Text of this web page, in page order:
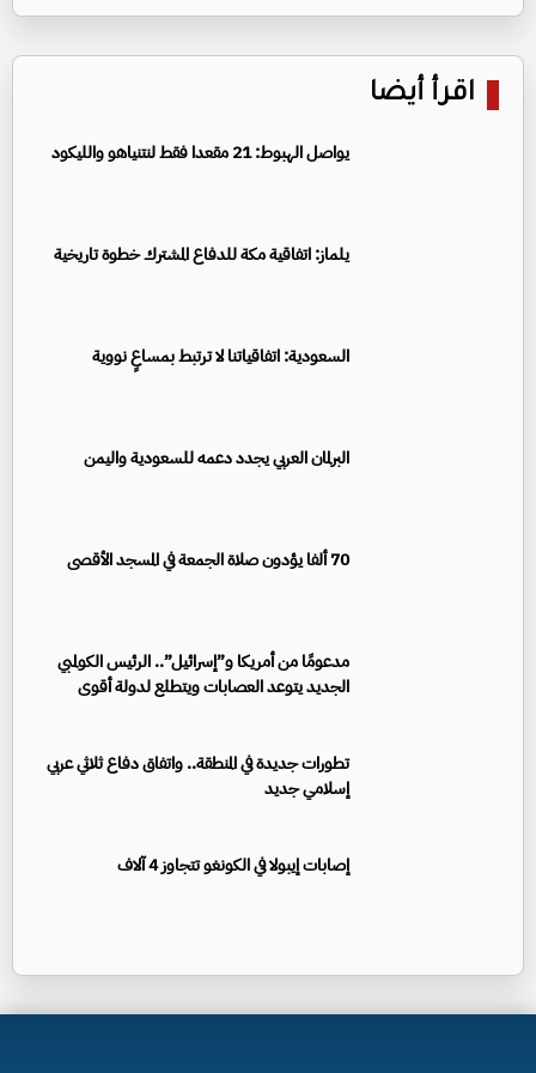
اقرأ أيضا
يواصل الهبوط: 21 مقعدا فقط لنتنياهو والليكود
يلماز: اتفاقية مكة للدفاع المشترك خطوة تاريخية
السعودية: اتفاقياتنا لا ترتبط بمساعٍ نووية
البرلمان العربي يجدد دعمه للسعودية واليمن
70 ألفا يؤدون صلاة الجمعة في المسجد الأقصى
مدعومًا من أمريكا و”إسرائيل”.. الرئيس الكولمبي
الجديد يتوعد العصابات ويتطلع لدولة أقوى
تطورات جديدة في المنطقة.. واتفاق دفاع ثلاثي عربي
إسلامي جديد
إصابات إيبولا في الكونغو تتجاوز 4 آلاف